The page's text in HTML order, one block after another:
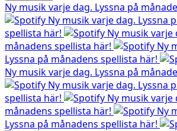
Ny musik varje dag. Lyssna på
Ny musik varje dag. Lyssna
spellista här!
Ny musik varje
månadens spellista här!
Ny
Lyssna på månadens spellista här!
Ny musik varje dag. Lyssna på
Ny musik varje dag. Lyssna
spellista här!
Ny musik varje
månadens spellista här!
Ny
Lyssna på månadens spellista här!